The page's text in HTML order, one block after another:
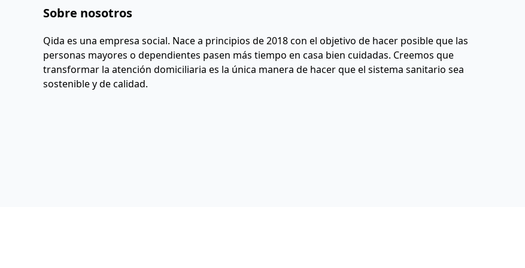
Sobre nosotros
Qida es una empresa social. Nace a principios de 2018 con el objetivo de hacer posible que las
personas mayores o dependientes pasen más tiempo en casa bien cuidadas. Creemos que
transformar la atención domiciliaria es la única manera de hacer que el sistema sanitario sea
sostenible y de calidad.